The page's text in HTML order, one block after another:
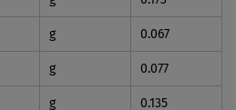
g 0.067
g 0.077
g 0.135